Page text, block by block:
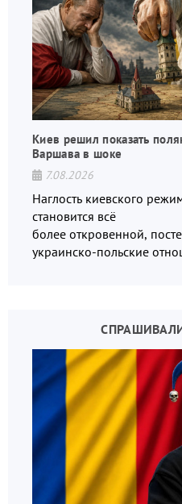
Киев решил показать
Варшава в шоке
7.08.2026
Наглость киевского
становится всё
более откровенной,
украинско-польские